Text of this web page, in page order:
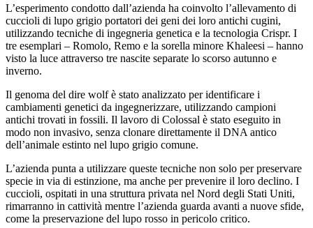
L’esperimento condotto dall’azienda ha coinvolto l’allevamento di
cuccioli di lupo grigio portatori dei geni dei loro antichi cugini,
utilizzando tecniche di ingegneria genetica e la tecnologia Crispr. I
tre esemplari – Romolo, Remo e la sorella minore Khaleesi – hanno
visto la luce attraverso tre nascite separate lo scorso autunno e
inverno.
Il genoma del dire wolf è stato analizzato per identificare i
cambiamenti genetici da ingegnerizzare, utilizzando campioni
antichi trovati in fossili. Il lavoro di Colossal è stato eseguito in
modo non invasivo, senza clonare direttamente il DNA antico
dell’animale estinto nel lupo grigio comune.
L’azienda punta a utilizzare queste tecniche non solo per preservare
specie in via di estinzione, ma anche per prevenire il loro declino. I
cuccioli, ospitati in una struttura privata nel Nord degli Stati Uniti,
rimarranno in cattività mentre l’azienda guarda avanti a nuove sfide,
come la preservazione del lupo rosso in pericolo critico.